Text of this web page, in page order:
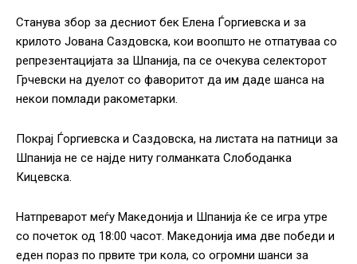
Станува збор за десниот бек Елена Ѓоргиевска и за
крилото Јована Саздовска, кои воопшто не отпатуваа со
репрезентацијата за Шпанија, па се очекува селекторот
Грчевски на дуелот со фаворитот да им даде шанса на
некои помлади ракометарки.
Покрај Ѓоргиевска и Саздовска, на листата на патници за
Шпанија не се најде ниту голманката Слободанка
Кицевска.
Натпреварот меѓу Македонија и Шпанија ќе се игра утре
со почеток од 18:00 часот. Македонија има две победи и
еден пораз по првите три кола, со огромни шанси за